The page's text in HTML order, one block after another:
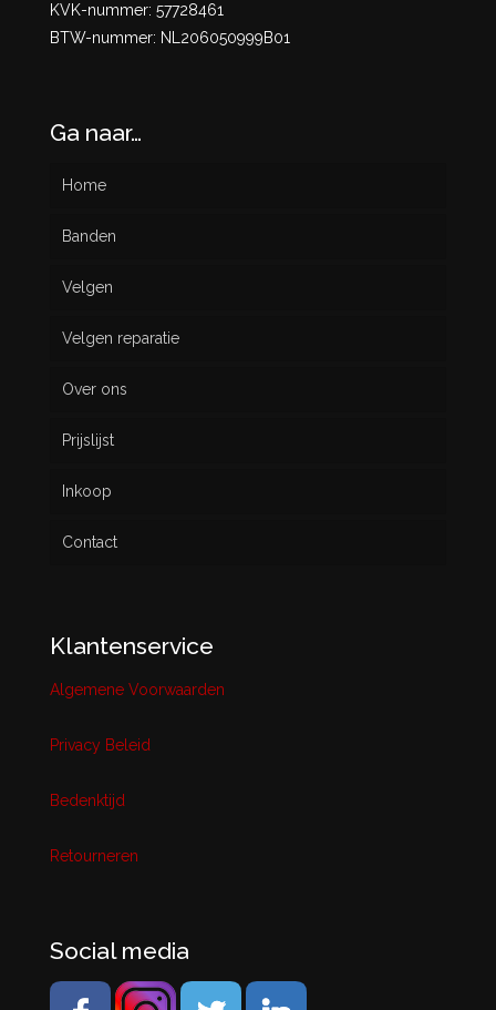
KVK-nummer: 57728461
BTW-nummer: NL206050999B01
Ga naar…
Home
Banden
Nieuw
Gebruikt
Velgen
Velgen reparatie
Over ons
Prijslijst
Inkoop
Contact
Klantenservice
Algemene Voorwaarden
Privacy Beleid
Bedenktijd
Retourneren
Social media